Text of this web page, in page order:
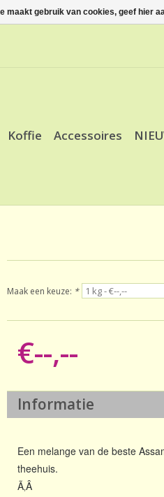
Koffie Accessoires
Maak een keuze: *
€--,--
Informatie
Een melange van de beste
theehuis.
Ã‚Â
maakt gebruik van cookies, geef hier